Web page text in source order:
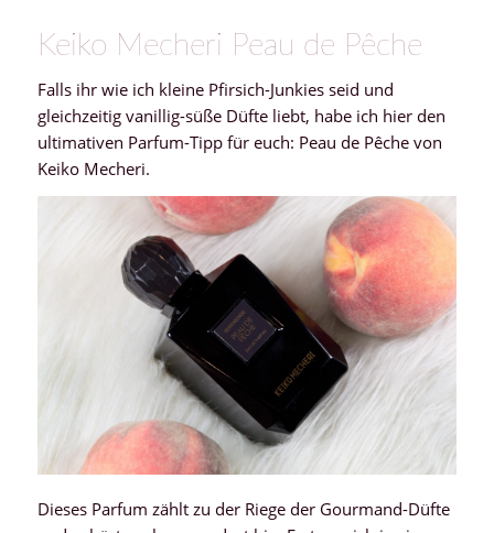
Keiko Mecheri Peau de Pêche
Falls ihr wie ich kleine Pfirsich-Junkies seid und
gleichzeitig vanillig-süße Düfte liebt, habe ich hier den
ultimativen Parfum-Tipp für euch: Peau de Pêche von
Keiko Mecheri.
Dieses Parfum zählt zu der Riege der Gourmand-Düfte